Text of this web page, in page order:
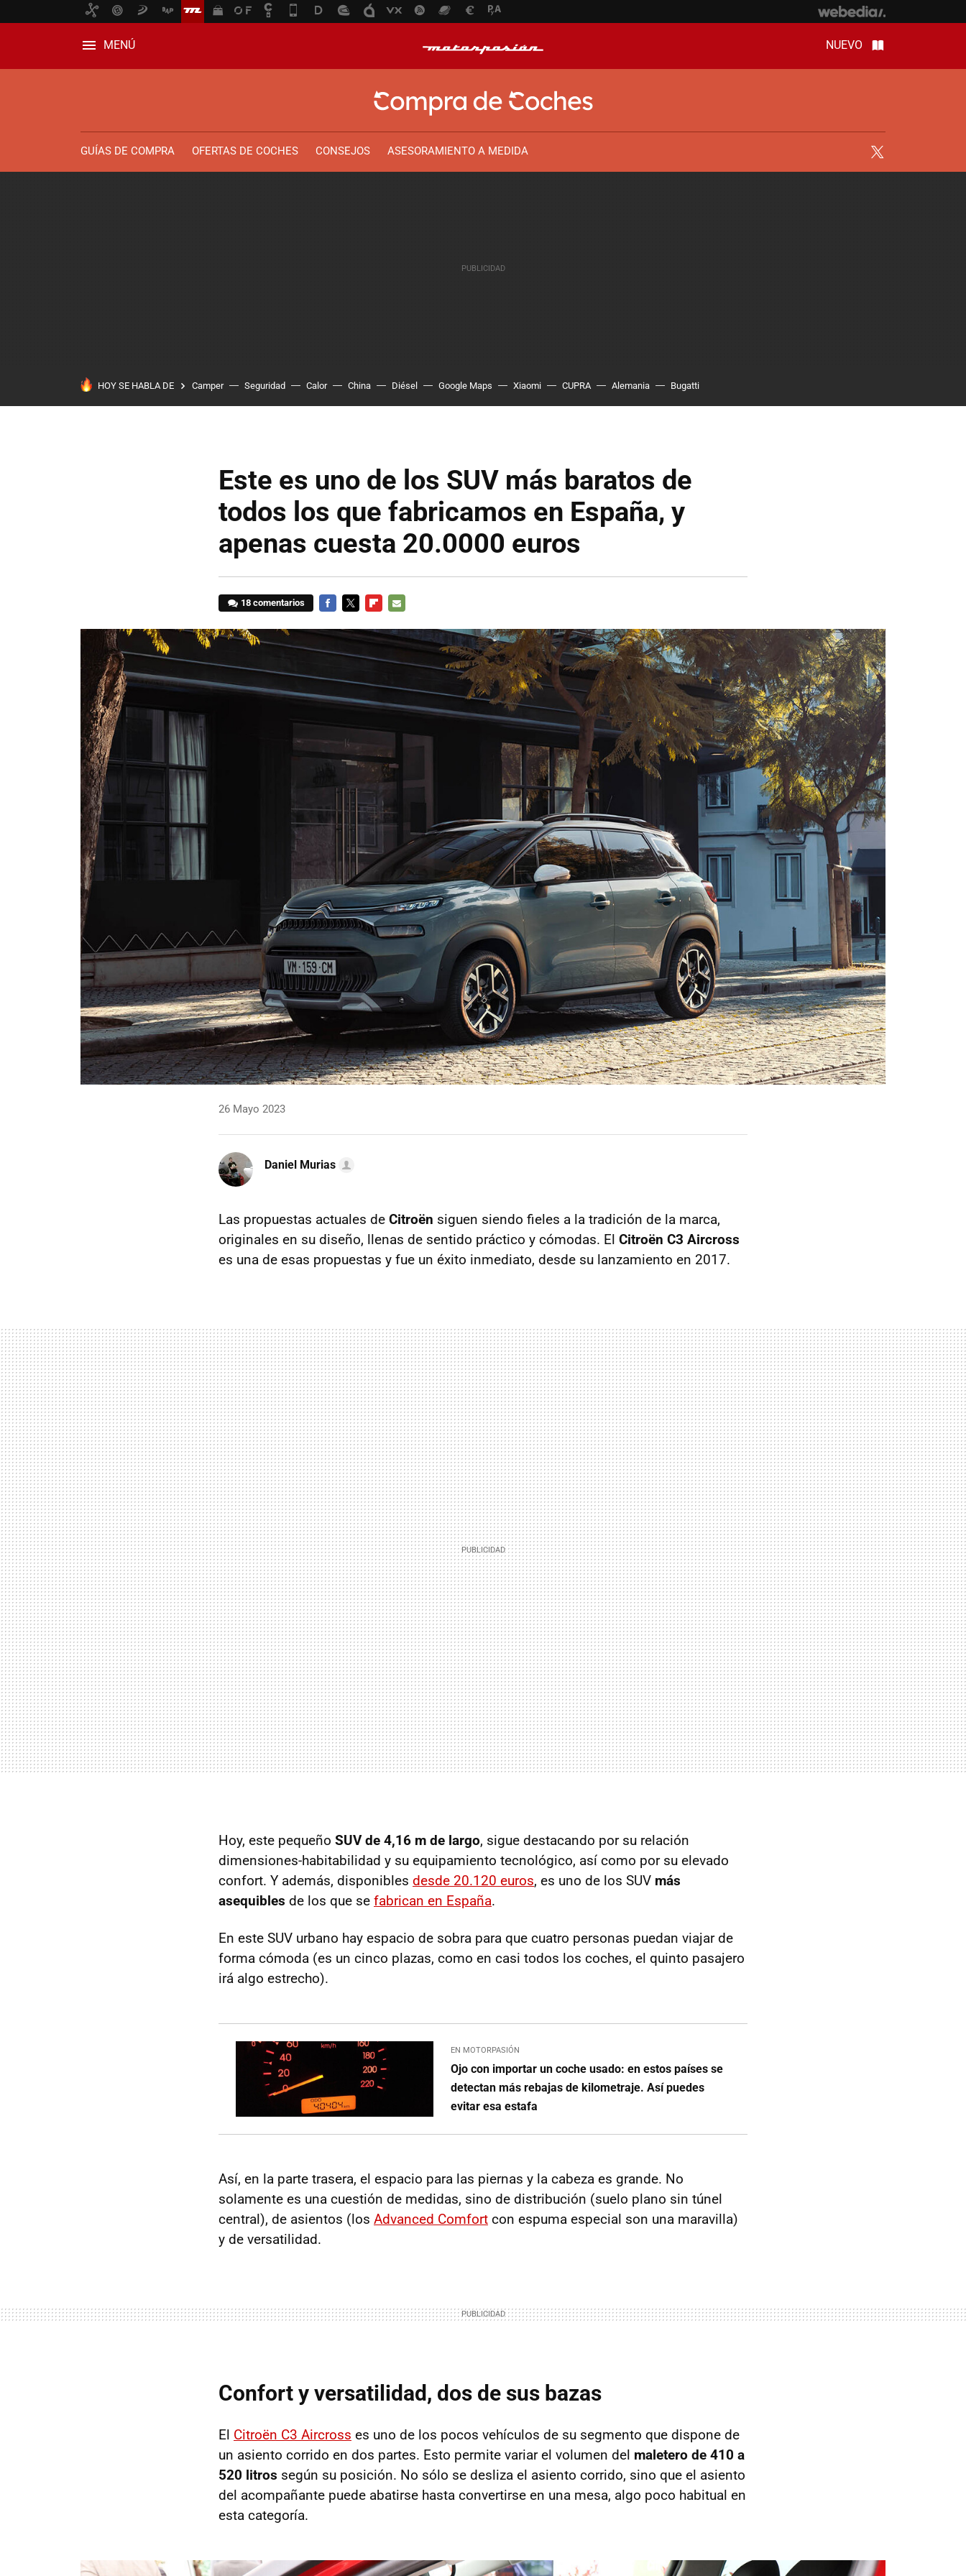
MENÚ NUEVO
GUÍAS DE COMPRA OFERTAS DE COCHES CONSEJOS ASESORAMIENTO A MEDIDA
HOY SE HABLA DE Camper Seguridad Calor China Diésel Google Maps Xiaomi CUPRA Alemania Bugatti
Este es uno de los SUV más baratos de
todos los que fabricamos en España, y
apenas cuesta 20.0000 euros
18 comentarios
MAIL
26 Mayo 2023
Daniel Murias
Las propuestas actuales de Citroën siguen siendo fieles a la tradición de la marca,
originales en su diseño, llenas de sentido práctico y cómodas. El Citroën C3 Aircross
es una de esas propuestas y fue un éxito inmediato, desde su lanzamiento en 2017.
Hoy, este pequeño SUV de 4,16 m de largo, sigue destacando por su relación
dimensiones-habitabilidad y su equipamiento tecnológico, así como por su elevado
confort. Y además, disponibles desde 20.120 euros, es uno de los SUV más
asequibles de los que se fabrican en España.
En este SUV urbano hay espacio de sobra para que cuatro personas puedan viajar de
forma cómoda (es un cinco plazas, como en casi todos los coches, el quinto pasajero
irá algo estrecho).
EN MOTORPASIÓN
Ojo con importar un coche usado: en estos países se
detectan más rebajas de kilometraje. Así puedes
evitar esa estafa
Así, en la parte trasera, el espacio para las piernas y la cabeza es grande. No
solamente es una cuestión de medidas, sino de distribución (suelo plano sin túnel
central), de asientos (los Advanced Comfort con espuma especial son una maravilla)
y de versatilidad.
Confort y versatilidad, dos de sus bazas
El Citroën C3 Aircross es uno de los pocos vehículos de su segmento que dispone de
un asiento corrido en dos partes. Esto permite variar el volumen del maletero de 410 a
520 litros según su posición. No sólo se desliza el asiento corrido, sino que el asiento
del acompañante puede abatirse hasta convertirse en una mesa, algo poco habitual en
esta categoría.